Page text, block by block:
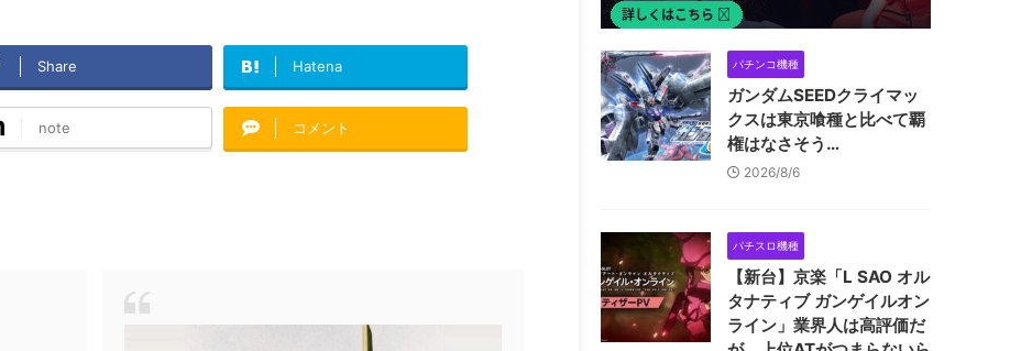
Share Hatena
note コメント
パチンコ機種
ガンダムSEEDクライマッ
クスは東京喰種と比べて覇
権はなさそう…
2026/8/6
パチスロ機種
【新台】京楽「L SAO オル
タナティブ ガンゲイルオン
ライン」業界人は高評価だ